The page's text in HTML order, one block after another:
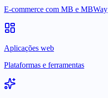
E-commerce com MB e MBWay
Aplicações web
Plataformas e ferramentas